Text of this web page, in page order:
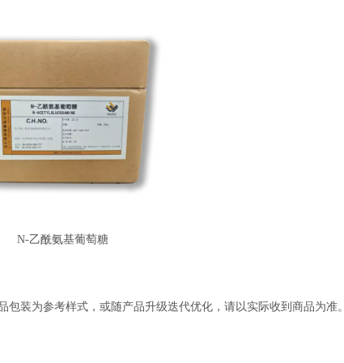
N-乙酰氨基葡萄糖
包装为参考样式，或随产品升级迭代优化，请以实际收到商品为准。